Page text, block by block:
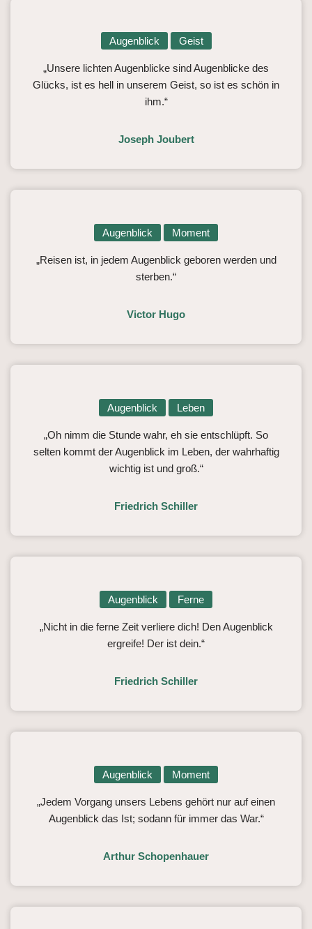
Augenblick Geist
„Unsere lichten Augenblicke sind Augenblicke des
Glücks, ist es hell in unserem Geist, so ist es schön in
ihm.“
Joseph Joubert
Augenblick Moment
„Reisen ist, in jedem Augenblick geboren werden und
sterben.“
Victor Hugo
Augenblick Leben
„Oh nimm die Stunde wahr, eh sie entschlüpft. So
selten kommt der Augenblick im Leben, der wahrhaftig
wichtig ist und groß.“
Friedrich Schiller
Augenblick Ferne
„Nicht in die ferne Zeit verliere dich! Den Augenblick
ergreife! Der ist dein.“
Friedrich Schiller
Augenblick Moment
„Jedem Vorgang unsers Lebens gehört nur auf einen
Augenblick das Ist; sodann für immer das War.“
Arthur Schopenhauer